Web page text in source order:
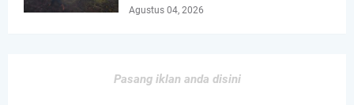
Agustus 04, 2026
Pasang iklan anda disini